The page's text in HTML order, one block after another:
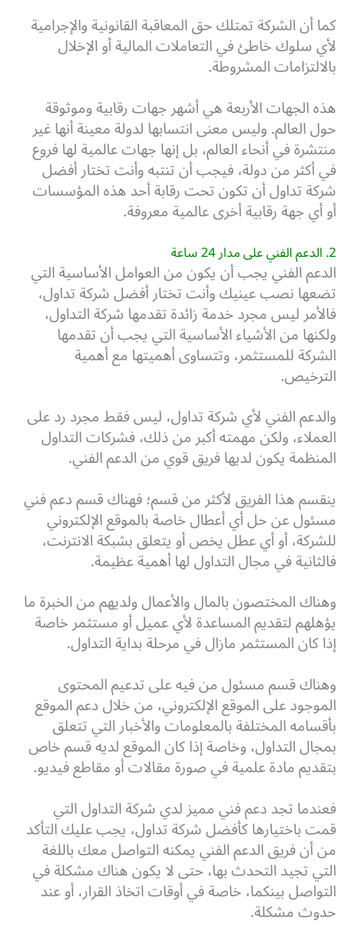
كما أن الشركة تمتلك حق المعاقبة القانونية والإجرامية
لأي سلوك خاطئ في التعاملات المالية أو الإخلال
بالالتزامات المشروطة.
هذه الجهات الأربعة هي أشهر جهات رقابية وموثوقة
حول العالم. وليس معنى انتسابها لدولة معينة أنها غير
منتشرة في أنحاء العالم، بل إنها جهات عالمية لها فروع
في أكثر من دولة، فيجب أن تنتبه وأنت تختار أفضل
شركة تداول أن تكون تحت رقابة أحد هذه المؤسسات
أو أي جهة رقابية أخرى عالمية معروفة.
2. الدعم الفني على مدار 24 ساعة
الدعم الفني يجب أن يكون من العوامل الأساسية التي
تضعها نصب عينيك وأنت تختار أفضل شركة تداول،
فالأمر ليس مجرد خدمة زائدة تقدمها شركة التداول،
ولكنها من الأشياء الأساسية التي يجب أن تقدمها
الشركة للمستثمر، وتتساوى أهميتها مع أهمية
الترخيص.
والدعم الفني لأي شركة تداول، ليس فقط مجرد رد على
العملاء، ولكن مهمته أكبر من ذلك، فشركات التداول
المنظمة يكون لديها فريق قوي من الدعم الفني.
ينقسم هذا الفريق لأكثر من قسم؛ فهناك قسم دعم فني
مسئول عن حل أي أعطال خاصة بالموقع الإلكتروني
للشركة، أو أي عطل يخص أو يتعلق بشبكة الانترنت،
فالثانية في مجال التداول لها أهمية عظيمة.
وهناك المختصون بالمال والأعمال ولديهم من الخبرة ما
يؤهلهم لتقديم المساعدة لأي عميل أو مستثمر خاصة
إذا كان المستثمر مازال في مرحلة بداية التداول.
وهناك قسم مسئول من فيه على تدعيم المحتوى
الموجود على الموقع الإلكتروني، من خلال دعم الموقع
بأقسامه المختلفة بالمعلومات والأخبار التي تتعلق
بمجال التداول، وخاصة إذا كان الموقع لديه قسم خاص
بتقديم مادة علمية في صورة مقالات أو مقاطع فيديو.
فعندما تجد دعم فني مميز لدي شركة التداول التي
قمت باختيارها كأفضل شركة تداول، يجب عليك التأكد
من أن فريق الدعم الفني يمكنه التواصل معك باللغة
التي تجيد التحدث بها، حتى لا يكون هناك مشكلة في
التواصل بينكما، خاصة في أوقات اتخاذ القرار، أو عند
حدوث مشكلة.